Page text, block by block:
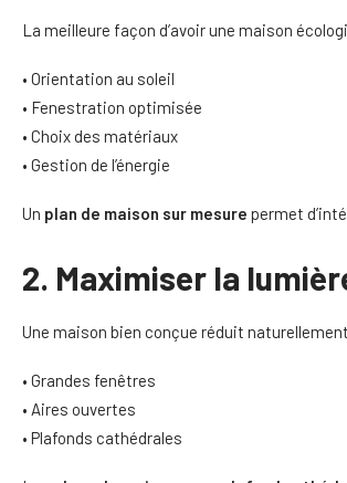
La meilleure façon d’avoir une maison
• Orientation au soleil
• Fenestration optimisée
• Choix des matériaux
• Gestion de l’énergie
Un plan de maison sur mesure permet
2. Maximiser la
Une maison bien conçue réduit
• Grandes fenêtres
• Aires ouvertes
• Plafonds cathédrales